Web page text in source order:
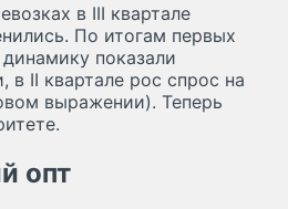
в III квартале
По итогам первых
показали
в II квартале рос спрос на
выражении). Теперь
опт